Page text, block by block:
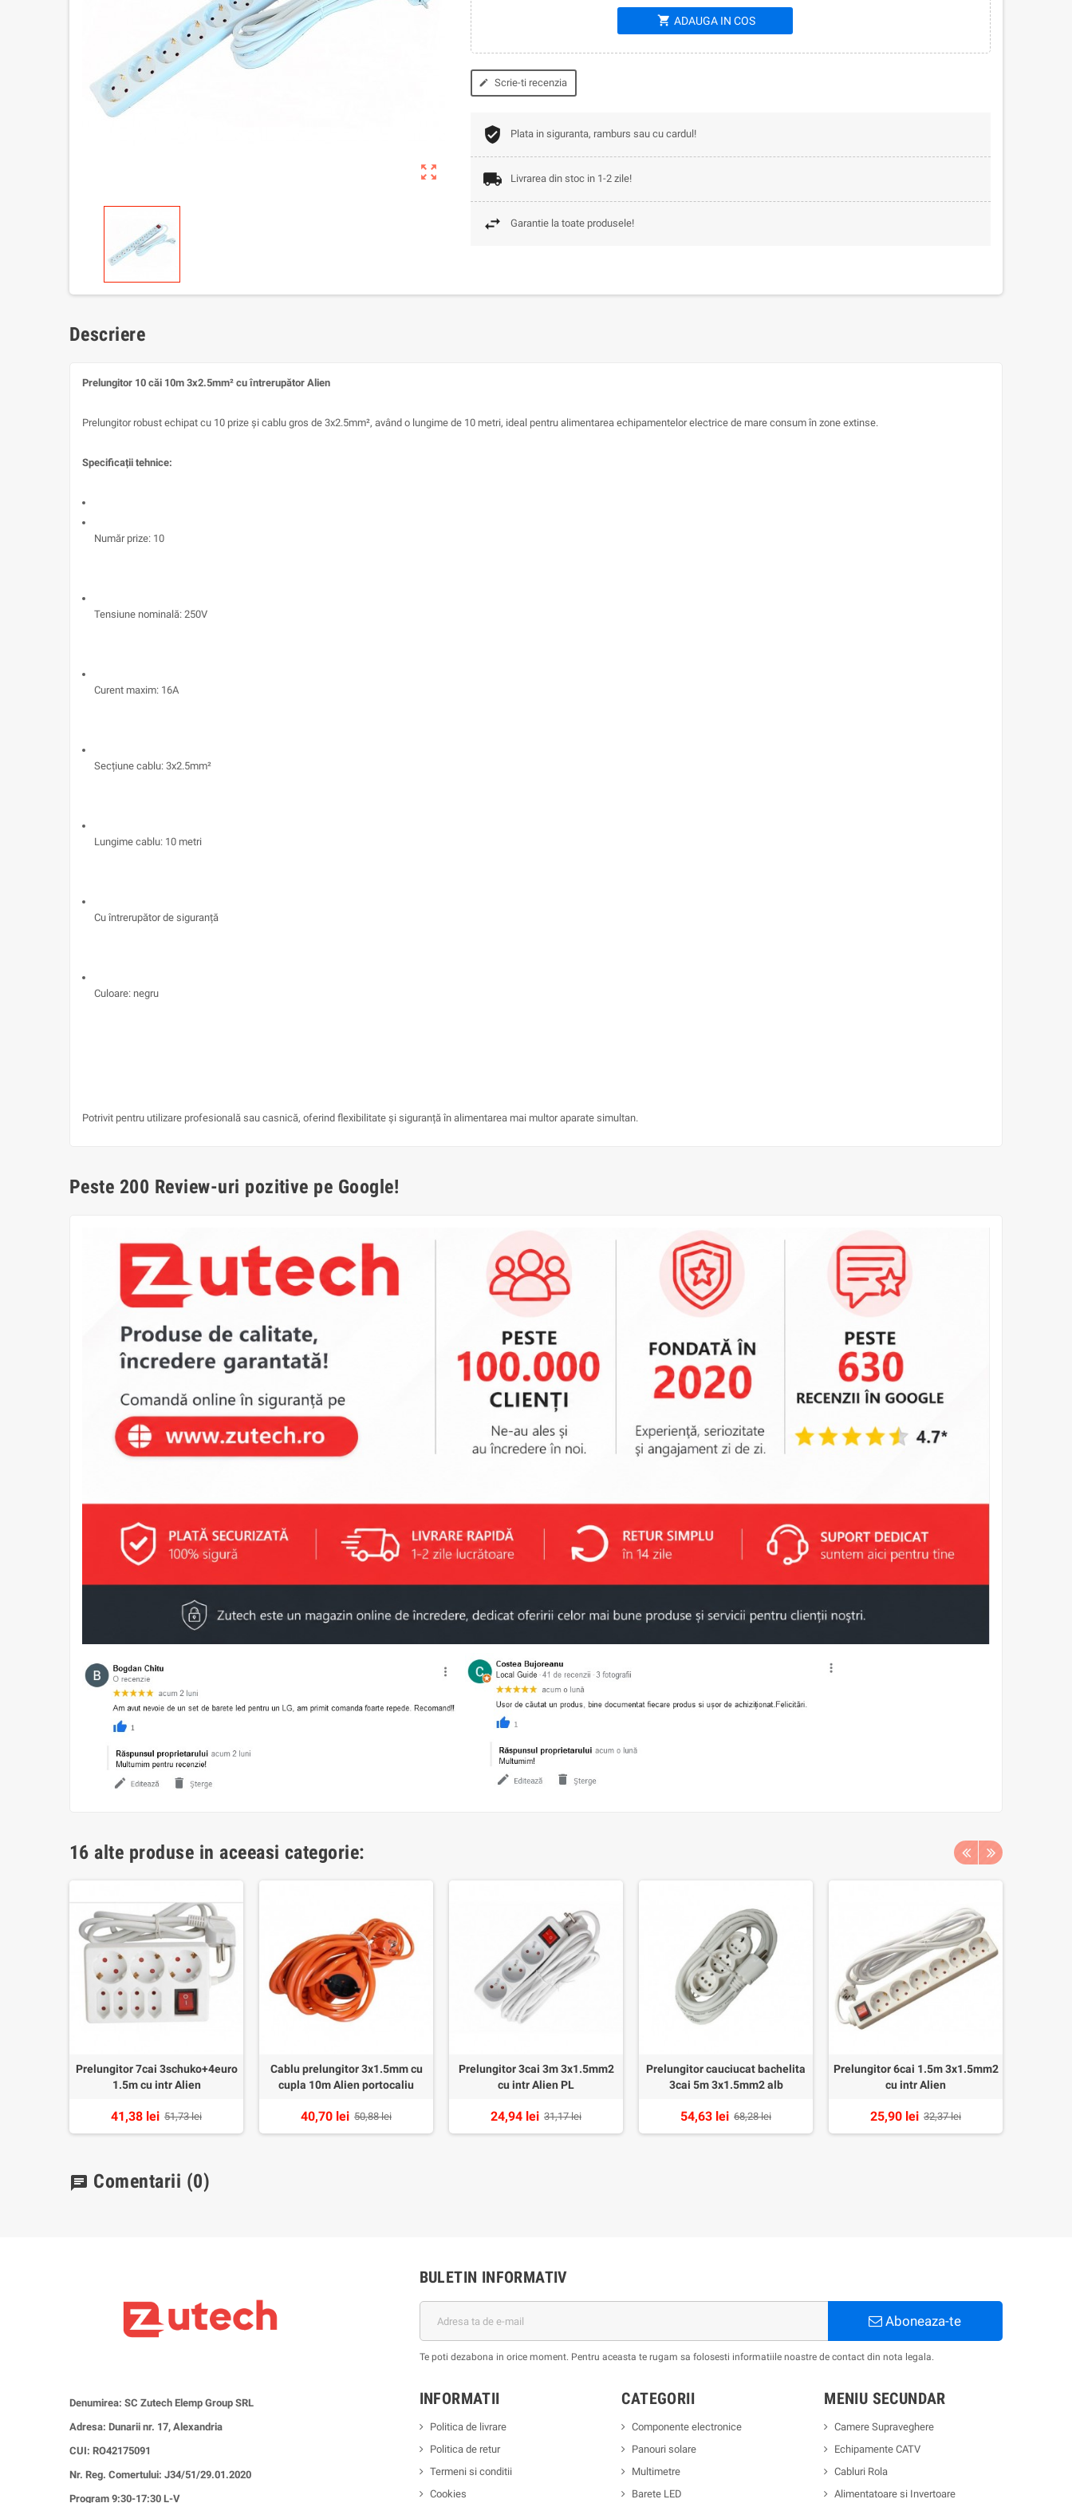
zoom_out_map
shopping_cart ADAUGA IN COS
edit Scrie-ti recenzia
Plata in siguranta, ramburs sau cu cardul!
Livrarea din stoc in 1-2 zile!
Garantie la toate produsele!
Descriere
Prelungitor 10 căi 10m 3x2.5mm² cu întrerupător Alien
Prelungitor robust echipat cu 10 prize și cablu gros de 3x2.5mm², având o lungime de 10 metri, ideal pentru alimentarea echipamentelor electrice de mare consum în zone extinse.
Specificații tehnice:
Număr prize: 10
Tensiune nominală: 250V
Curent maxim: 16A
Secțiune cablu: 3x2.5mm²
Lungime cablu: 10 metri
Cu întrerupător de siguranță
Culoare: negru
Potrivit pentru utilizare profesională sau casnică, oferind flexibilitate și siguranță în alimentarea mai multor aparate simultan.
Peste 200 Review-uri pozitive pe Google!
16 alte produse in aceeasi categorie:
Prelungitor 7cai 3schuko+4euro
1.5m cu intr Alien
41,38 lei 51,73 lei
Cablu prelungitor 3x1.5mm cu
cupla 10m Alien portocaliu
40,70 lei 50,88 lei
Prelungitor 3cai 3m 3x1.5mm2
cu intr Alien PL
24,94 lei 31,17 lei
Prelungitor cauciucat bachelita
3cai 5m 3x1.5mm2 alb
54,63 lei 68,28 lei
Prelungitor 6cai 1.5m 3x1.5mm2
cu intr Alien
25,90 lei 32,37 lei
chat Comentarii (0)
Denumirea: SC Zutech Elemp Group SRL
Adresa: Dunarii nr. 17, Alexandria
CUI: RO42175091
Nr. Reg. Comertului: J34/51/29.01.2020
Program 9:30-17:30 L-V
BULETIN INFORMATIV
Aboneaza-te
Te poti dezabona in orice moment. Pentru aceasta te rugam sa folosesti informatiile noastre de contact din nota legala.
INFORMATII
Politica de livrare
Politica de retur
Termeni si conditii
Cookies
CATEGORII
Componente electronice
Panouri solare
Multimetre
Barete LED
MENIU SECUNDAR
Camere Supraveghere
Echipamente CATV
Cabluri Rola
Alimentatoare si Invertoare